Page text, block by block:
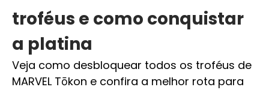
troféus e como conquistar
a platina
Veja como desbloquear todos os troféus de
MARVEL Tōkon e confira a melhor rota para